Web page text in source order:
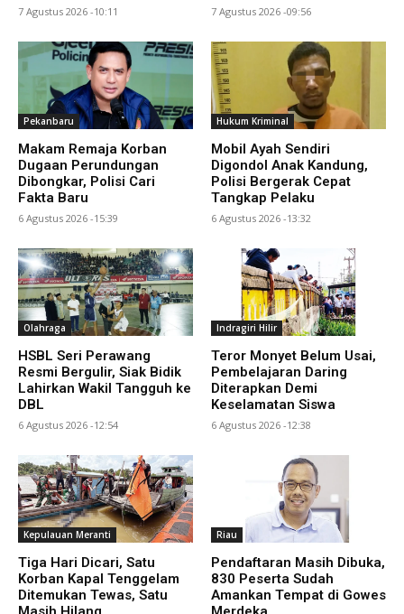
7 Agustus 2026 -10:11 7 Agustus 2026 -09:56
Pekanbaru
Makam Remaja Korban
Dugaan Perundungan
Dibongkar, Polisi Cari
Fakta Baru
6 Agustus 2026 -15:39
Hukum Kriminal
Mobil Ayah Sendiri
Digondol Anak Kandung,
Polisi Bergerak Cepat
Tangkap Pelaku
6 Agustus 2026 -13:32
Olahraga
HSBL Seri Perawang
Resmi Bergulir, Siak Bidik
Lahirkan Wakil Tangguh ke
DBL
6 Agustus 2026 -12:54
Indragiri Hilir
Teror Monyet Belum Usai,
Pembelajaran Daring
Diterapkan Demi
Keselamatan Siswa
6 Agustus 2026 -12:38
Kepulauan Meranti
Tiga Hari Dicari, Satu
Korban Kapal Tenggelam
Ditemukan Tewas, Satu
Riau
Pendaftaran Masih Dibuka,
830 Peserta Sudah
Amankan Tempat di Gowes